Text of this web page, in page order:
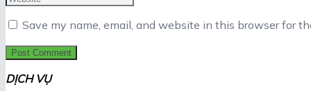
Save my name, email, and website in this browser for
DỊCH VỤ